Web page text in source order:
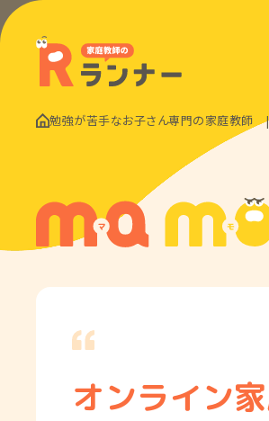
勉強が苦手なお子さん専門の家庭教
オンライン